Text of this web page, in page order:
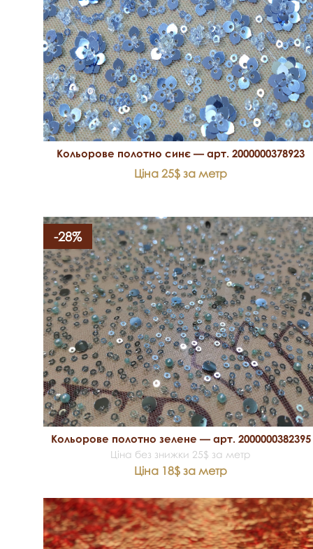
Кольорове полотно синє — арт. 2000000378923
Ціна 25$ за метр
Кольорове полотно зелене — арт. 2000000382395
-28%
Ціна без знижки 25$ за метр
Ціна 18$ за метр